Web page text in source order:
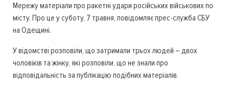
Мережу матеріали про ракетні удари російських військових по
місту. Про це у суботу, 7 травня, повідомляє прес-служба СБУ
на Одещині.
У відомстві розповіли, що затримали трьох людей – двох
чоловіків та жінку, які розповіли, що не знали про
відповідальність за публікацію подібних матеріалів.